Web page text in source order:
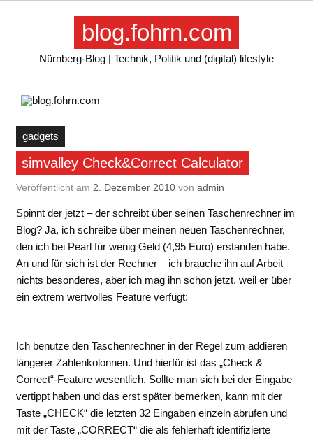
Skip
blog.fohrn.com
Nürnberg-Blog | Technik, Politik und (digital) lifestyle
gadgets
simvalley Check&Correct Calculator
Veröffentlicht am 2. Dezember 2010von admin
Spinnt der jetzt – der schreibt über seinen Taschenrechner im
Blog? Ja, ich schreibe über meinen neuen Taschenrechner,
den ich bei Pearl für wenig Geld (4,95 Euro) erstanden habe.
An und für sich ist der Rechner – ich brauche ihn auf Arbeit –
nichts besonderes, aber ich mag ihn schon jetzt, weil er über
ein extrem wertvolles Feature verfügt:
Ich benutze den Taschenrechner in der Regel zum addieren
längerer Zahlenkolonnen. Und hierfür ist das „Check &
Correct“-Feature wesentlich. Sollte man sich bei der Eingabe
vertippt haben und das erst später bemerken, kann mit der
Taste „CHECK“ die letzten 32 Eingaben einzeln abrufen und
mit der Taste „CORRECT“ die als fehlerhaft identifizierte